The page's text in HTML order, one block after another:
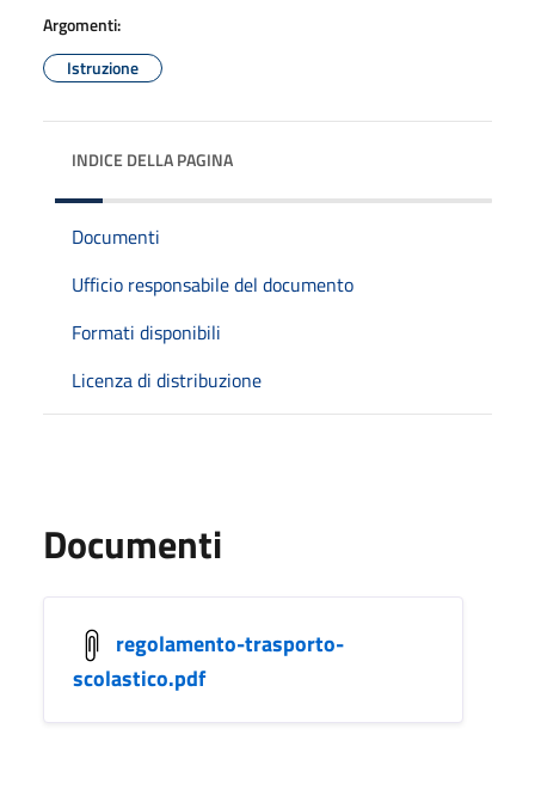
Argomenti:
Istruzione
INDICE DELLA PAGINA
Documenti
Ufficio responsabile del documento
Formati disponibili
Licenza di distribuzione
Documenti
regolamento-trasporto-
scolastico.pdf